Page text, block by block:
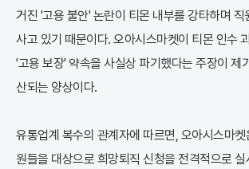
거진 '고용 불안' 논란이 티몬 내부를 강타하며 직
사고 있기 때문이다. 오아시스마켓이 티몬 인수
'고용 보장' 약속을 사실상 파기했다는 주장이 제
산되는 양상이다.
유통업계 복수의 관계자에 따르면, 오아시스마
원들을 대상으로 희망퇴직 신청을 전격적으로 실